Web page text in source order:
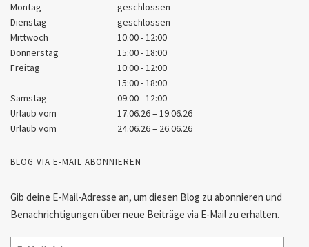
Montag
geschlossen
Dienstag
geschlossen
Mittwoch
10:00 - 12:00
Donnerstag
15:00 - 18:00
Freitag
10:00 - 12:00
15:00 - 18:00
Samstag
09:00 - 12:00
Urlaub vom
17.06.26 – 19.06.26
Urlaub vom
24.06.26 – 26.06.26
BLOG VIA E-MAIL ABONNIEREN
Gib deine E-Mail-Adresse an, um diesen Blog zu abonnieren und
Benachrichtigungen über neue Beiträge via E-Mail zu erhalten.